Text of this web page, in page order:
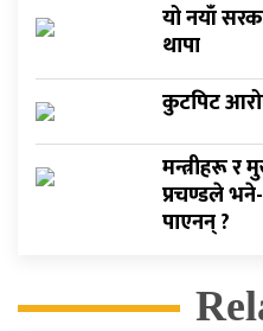
यो नयाँ
थापा
कुटपिट
मन्त्रीहरू र
प्रचण्डले
पाएनन् ?